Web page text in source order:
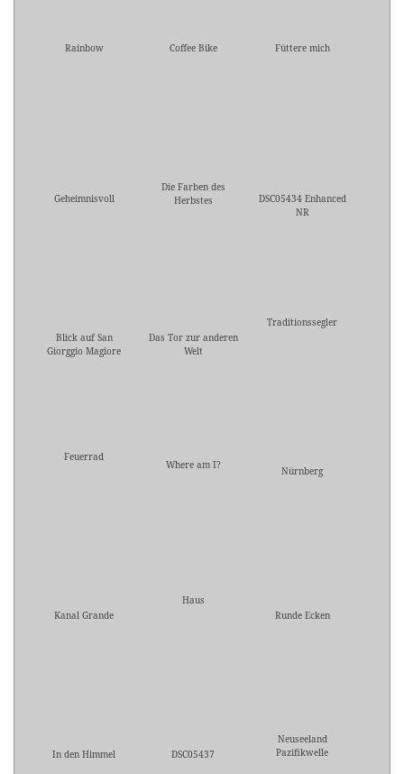
Rainbow Coffee Bike Füttere mich
Geheimnisvoll
Die Farben des
Herbstes
DSC05434 Enhanced
NR
Blick auf San
Giorggio Magiore
Das Tor zur anderen
Welt
Traditionssegler
Feuerrad
Where am I? Nürnberg
Kanal Grande
Haus
Runde Ecken
In den Himmel DSC05437
Neuseeland
Pazifikwelle